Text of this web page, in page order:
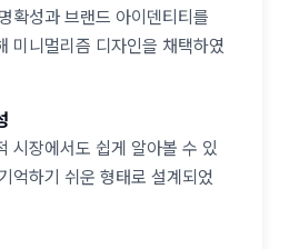
확성과 브랜드 아이덴티티를
미니멀리즘 디자인을 채택하였
시장에서도 쉽게 알아볼 수 있
억하기 쉬운 형태로 설계되었